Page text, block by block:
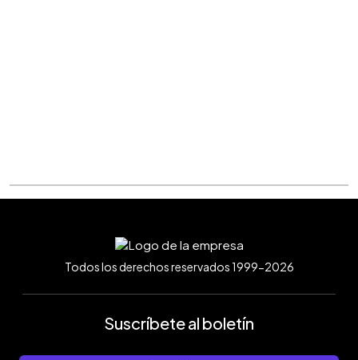
Todos los derechos reservados 1999-2026
Suscríbete al boletín